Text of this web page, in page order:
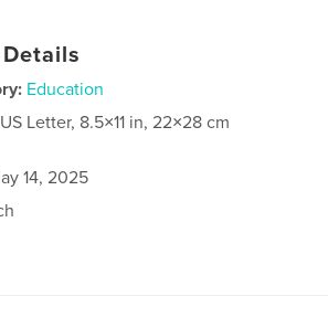
Education
US Letter, 8.5×11 in, 22×28 cm
14, 2025